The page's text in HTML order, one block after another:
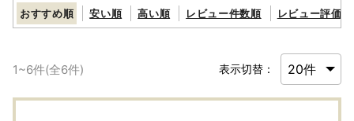
おすすめ順 安い順 高い順 レビュー件数順 レビュー評価順
1~6件(全6件) 表示切替：